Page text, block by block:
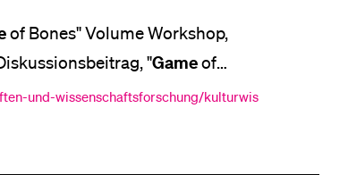
of Bones" Volume Workshop,
"Gameof
und-wissenschaftsforschung/kulturwis